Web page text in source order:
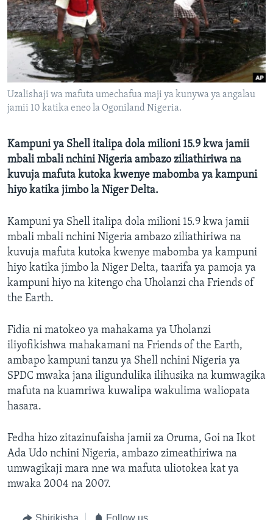
Uzalishaji wa mafuta umechafua maji ya kunywa ya angalau
jamii 10 katika eneo la Ogoniland Nigeria.
Kampuni ya Shell italipa dola milioni 15.9 kwa jamii
mbali mbali nchini Nigeria ambazo ziliathiriwa na
kuvuja mafuta kutoka kwenye mabomba ya kampuni
hiyo katika jimbo la Niger Delta.
Kampuni ya Shell italipa dola milioni 15.9 kwa jamii
mbali mbali nchini Nigeria ambazo ziliathiriwa na
kuvuja mafuta kutoka kwenye mabomba ya kampuni
hiyo katika jimbo la Niger Delta, taarifa ya pamoja ya
kampuni hiyo na kitengo cha Uholanzi cha Friends of
the Earth.
Fidia ni matokeo ya mahakama ya Uholanzi
iliyofikishwa mahakamani na Friends of the Earth,
ambapo kampuni tanzu ya Shell nchini Nigeria ya
SPDC mwaka jana iligundulika ilihusika na kumwagika
mafuta na kuamriwa kuwalipa wakulima waliopata
hasara.
Fedha hizo zitazinufaisha jamii za Oruma, Goi na Ikot
Ada Udo nchini Nigeria, ambazo zimeathiriwa na
umwagikaji mara nne wa mafuta uliotokea kat ya
mwaka 2004 na 2007.